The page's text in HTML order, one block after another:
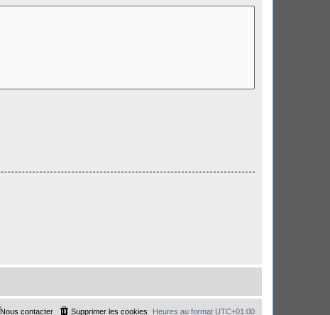
Heures au format UTC+01:00
Supprimer les cookies
Nous contacter